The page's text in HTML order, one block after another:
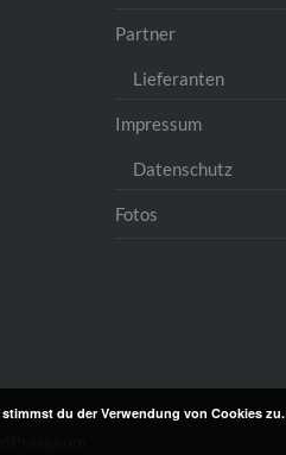
Partner
Lieferanten
Impressum
Datenschutz
Fotos
du der Verwendung von Cookies zu.